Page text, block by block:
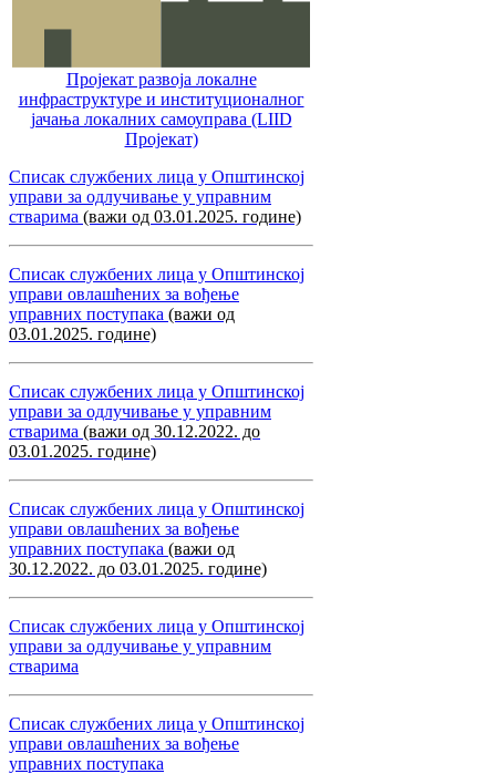
Пројекат развоја локалне
инфраструктуре и институционалног
јачања локалних самоуправa (LIID
Пројекат)
Списак службених лица у Општинској
управи за одлучивање у управним
стварима (важи од 03.01.2025. године)
Списак службених лица у Општинској
управи овлашћених за вођење
управних поступака (важи од
03.01.2025. године)
Списак службених лица у Општинској
управи за одлучивање у управним
стварима (важи од 30.12.2022. до
03.01.2025. године)
Списак службених лица у Општинској
управи овлашћених за вођење
управних поступака (важи од
30.12.2022. до 03.01.2025. године)
Списак службених лица у Општинској
управи за одлучивање у управним
стварима
Списак службених лица у Општинској
управи овлашћених за вођење
управних поступака